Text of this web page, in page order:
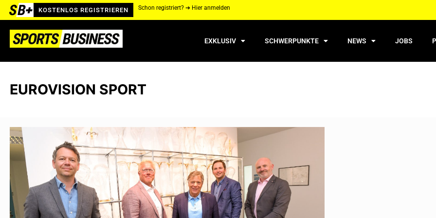
KOSTENLOS REGISTRIEREN Schon registriert? ➔ Hier anmelden
EXKLUSIV SCHWERPUNKTE NEWS JOBS
EUROVISION SPORT